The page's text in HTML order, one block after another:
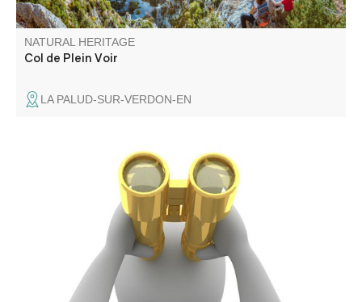
NATURAL HERITAGE
Col de Plein Voir
LA PALUD-SUR-VERDON-EN
Il surplombe la cité fortifiée de Colmars